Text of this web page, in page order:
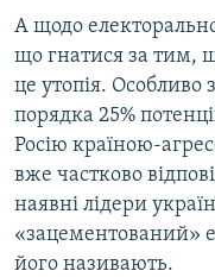
А щодо
що гнатися за тим,
це утопія.
порядка 25%
Росію країною-
вже частково
наявні лідери
«зацементований»
його називають.